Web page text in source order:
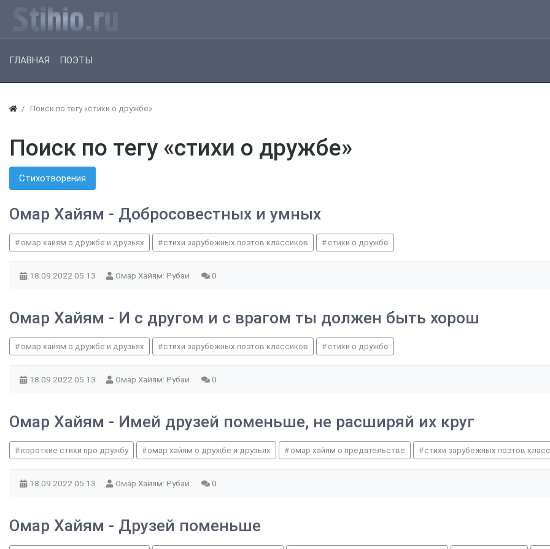
ГЛАВНАЯ ПОЭТЫ
Поиск по тегу «стихи о дружбе»
Поиск по тегу «стихи о дружбе»
Стихотворения
Омар Хайям - Добросовестных и умных
омар хайям о дружбе и друзьях стихи зарубежных поэтов классиков стихи о дружбе
18.09.2022 05:13 Омар Хайям: Рубаи 0
Омар Хайям - И с другом и с врагом ты должен быть хорош
омар хайям о дружбе и друзьях стихи зарубежных поэтов классиков стихи о дружбе
18.09.2022 05:13 Омар Хайям: Рубаи 0
Омар Хайям - Имей друзей поменьше, не расширяй их круг
короткие стихи про дружбу омар хайям о дружбе и друзьях омар хайям о предательстве стихи зарубежных поэтов
18.09.2022 05:13 Омар Хайям: Рубаи 0
Омар Хайям - Друзей поменьше